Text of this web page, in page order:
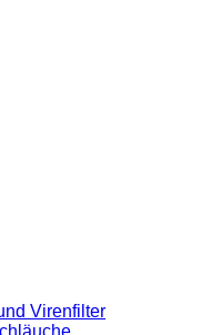
Virenfilter